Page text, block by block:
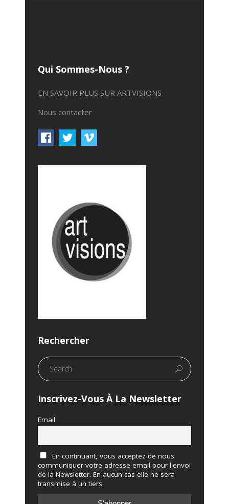
Qui Sommes-Nous ?
EN SAVOIR PLUS SUR ARTVISIONS
Nous contacter
Rechercher
Inscrivez-Vous À La Newsletter
Email
En continuant, vous acceptez de nous
communiquer votre adresse email pour l'envoi
de la Newsletter. En aucun cas elle ne sera
transmise à un tiers.